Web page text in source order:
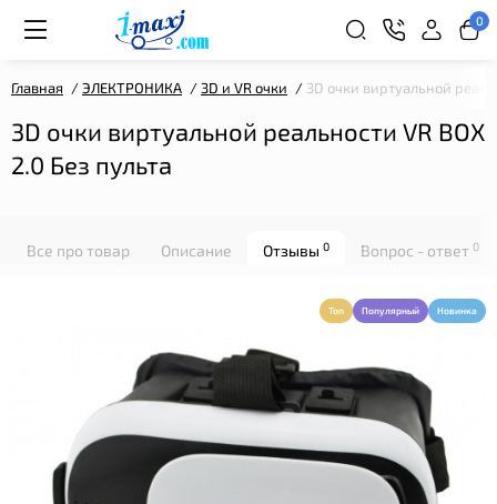
0
Главная ЭЛЕКТРОНИКА 3D и VR очки 3D очки виртуальной
3D очки виртуальной реальности VR BOX
2.0 Без пульта
Все про товар Описание Отзывы 0 Вопрос - ответ 0
Топ Популярный Новинка